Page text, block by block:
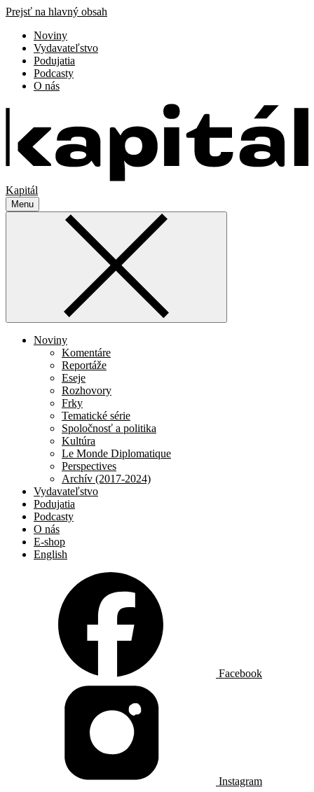
Prejsť na hlavný obsah
Noviny
Vydavateľstvo
Podujatia
Podcasty
O nás
Kapitál
Menu
Noviny
Komentáre
Reportáže
Eseje
Rozhovory
Frky
Tematické série
Spoločnosť a politika
Kultúra
Le Monde Diplomatique
Perspectives
Archív (2017-2024)
Vydavateľstvo
Podujatia
Podcasty
O nás
E-shop
English
Facebook
Instagram